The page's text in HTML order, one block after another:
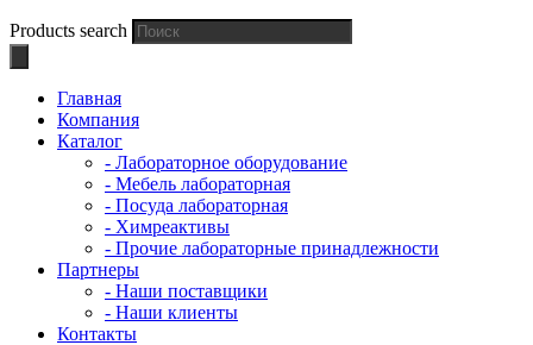
Products search
Главная
Компания
Каталог
- Лабораторное оборудование
- Мебель лабораторная
- Посуда лабораторная
- Химреактивы
- Прочие лабораторные принадлежности
Партнеры
- Наши поставщики
- Наши клиенты
Контакты